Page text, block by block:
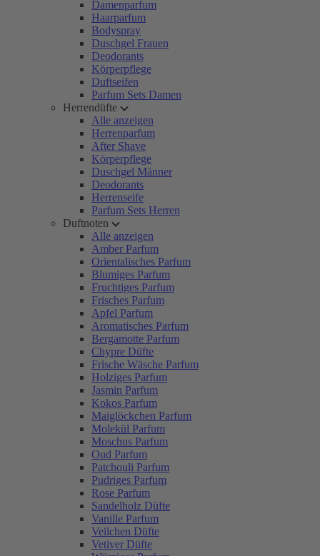
Damenparfum
Haarparfum
Bodyspray
Duschgel Frauen
Deodorants
Körperpflege
Duftseifen
Parfum Sets Damen
Herrendüfte
Alle anzeigen
Herrenparfum
After Shave
Körperpflege
Duschgel Männer
Deodorants
Herrenseife
Parfum Sets Herren
Duftnoten
Alle anzeigen
Amber Parfum
Orientalisches Parfum
Blumiges Parfum
Fruchtiges Parfum
Frisches Parfum
Apfel Parfum
Aromatisches Parfum
Bergamotte Parfum
Chypre Düfte
Frische Wäsche Parfum
Holziges Parfum
Jasmin Parfum
Kokos Parfum
Maiglöckchen Parfum
Molekül Parfum
Moschus Parfum
Oud Parfum
Patchouli Parfum
Pudriges Parfum
Rose Parfum
Sandelholz Düfte
Vanille Parfum
Veilchen Düfte
Vetiver Düfte